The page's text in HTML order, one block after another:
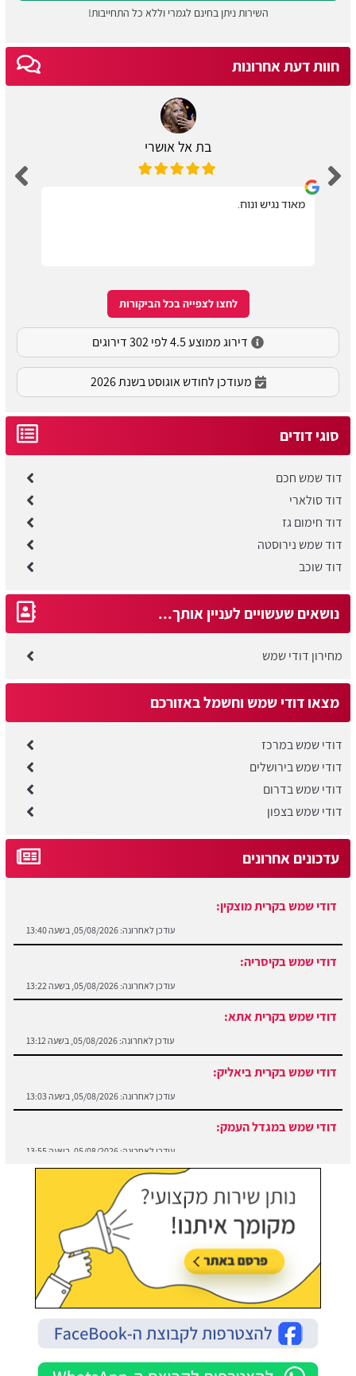
השירות ניתן בחינם לגמרי וללא כל התחייבות!
חוות דעת אחרונות
בת אל אושרי
מאוד נגיש ונוח.
לחצו לצפייה בכל הביקורות
דירוג ממוצע 4.5 לפי 302 דירוגים
מעודכן לחודש אוגוסט בשנת 2026
סוגי דודים
דוד שמש חכם
דוד סולארי
דוד חימום גז
​דוד שמש נירוסטה
דוד שוכב
נושאים שעשויים לעניין אותך...
מחירון דודי שמש
מצאו דודי שמש וחשמל באזורכם
דודי שמש במרכז
דודי שמש בירושלים
דודי שמש בדרום
דודי שמש בצפון
עדכונים אחרונים
דודי שמש בקרית מוצקין:
עודכן לאחרונה: 05/08/2026, בשעה 13:40
דודי שמש בקיסריה:
עודכן לאחרונה: 05/08/2026, בשעה 13:22
דודי שמש בקרית אתא:
עודכן לאחרונה: 05/08/2026, בשעה 13:12
דודי שמש בקרית ביאליק:
עודכן לאחרונה: 05/08/2026, בשעה 13:03
דודי שמש במגדל העמק:
עודכן לאחרונה: 05/08/2026, בשעה 13:55